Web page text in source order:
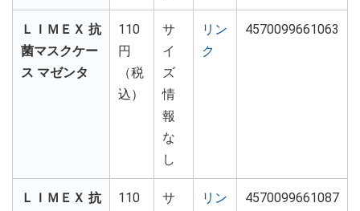
ＬＩＭＥＸ 抗
菌マスクケー
ス マゼンタ
110
円
（税
込）
サ
イ
ズ
情
報
な
し
リン
ク
4570099661063
ＬＩＭＥＸ 抗
110
サ
リン
4570099661087